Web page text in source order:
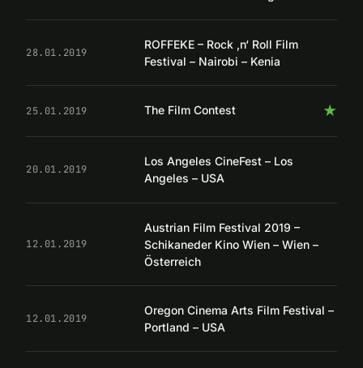
28.01.2019
ROFFEKE – Rock ‚n‘ Roll Film
Festival – Nairobi – Kenia
25.01.2019 ★
The Film Contest
20.01.2019
Los Angeles CineFest – Los
Angeles – USA
12.01.2019
Austrian Film Festival 2019 –
Schikaneder Kino Wien – Wien –
Österreich
12.01.2019
Oregon Cinema Arts Film Festival –
Portland – USA